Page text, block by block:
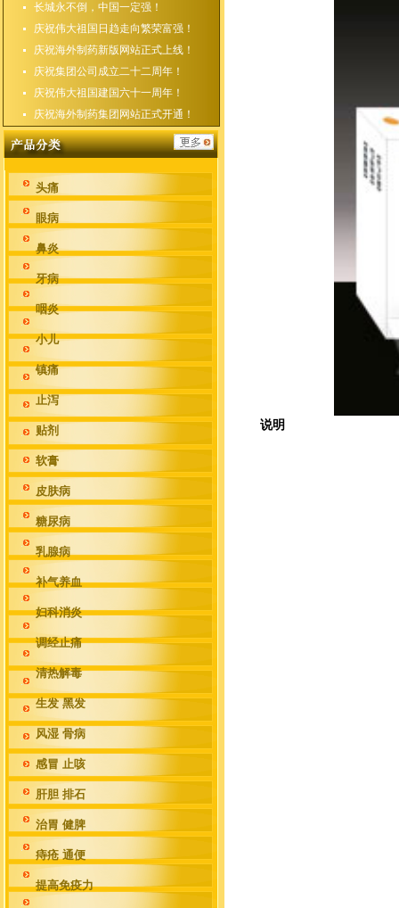
长城永不倒，中国一定强！
庆祝伟大祖国日趋走向繁荣富强！
庆祝海外制药新版网站正式上线！
庆祝集团公司成立二十二周年！
庆祝伟大祖国建国六十一周年！
庆祝海外制药集团网站正式开通！
头痛
眼病
鼻炎
牙病
咽炎
小儿
镇痛
止泻
贴剂
软膏
皮肤病
糖尿病
乳腺病
补气养血
妇科消炎
调经止痛
清热解毒
生发 黑发
风湿 骨病
感冒 止咳
肝胆 排石
治胃 健脾
痔疮 通便
提高免疫力
说明